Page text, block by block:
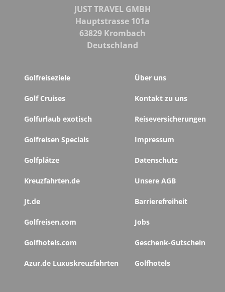
JUST TRAVEL GMBH
Hauptstrasse 101a
63829 Krombach
Deutschland
Golfreiseziele
Golf Cruises
Golfurlaub exotisch
Golfreisen Specials
Golfplätze
Kreuzfahrten.de
Jt.de
Golfreisen.com
Golfhotels.com
Azur.de Luxuskreuzfahrten
Über uns
Kontakt zu uns
Reiseversicherungen
Impressum
Datenschutz
Unsere AGB
Barrierefreiheit
Jobs
Geschenk-Gutschein
Golfhotels